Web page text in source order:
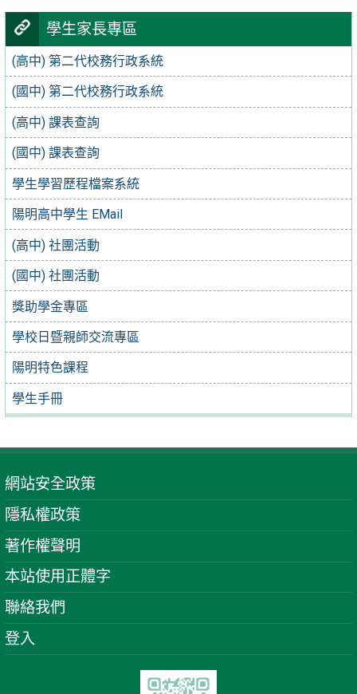
學生家長專區
(高中) 第二代校務行政系統
(國中) 第二代校務行政系統
(高中) 課表查詢
(國中) 課表查詢
學生學習歷程檔案系統
陽明高中學生 EMail
(高中) 社團活動
(國中) 社團活動
獎助學金專區
學校日暨親師交流專區
陽明特色課程
學生手冊
網站安全政策
隱私權政策
著作權聲明
本站使用正體字
聯絡我們
登入